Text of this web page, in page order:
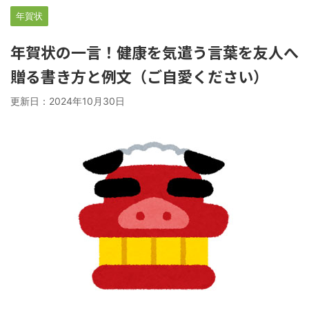
年賀状
年賀状の一言！健康を気遣う言葉を友人へ
贈る書き方と例文（ご自愛ください）
更新日： 2024年10月30日